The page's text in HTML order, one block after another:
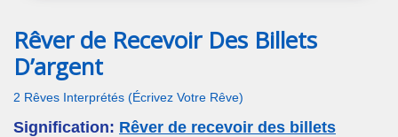
Rêver de Recevoir Des Billets
D’argent
2 Rêves Interprétés (Écrivez Votre Rêve)
Signification: Rêver de recevoir des billets